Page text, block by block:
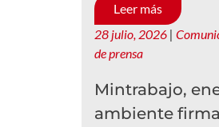
Leer más
28 julio, 2026 |
de prensa
Mintrabajo,
ambiente